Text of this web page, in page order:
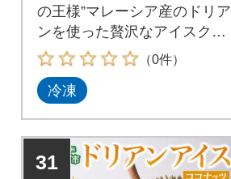
の王様”マレーシア産のドリア
ンを使った贅沢なアイスクリ
ームの2種セット
（0件）
冷凍
31